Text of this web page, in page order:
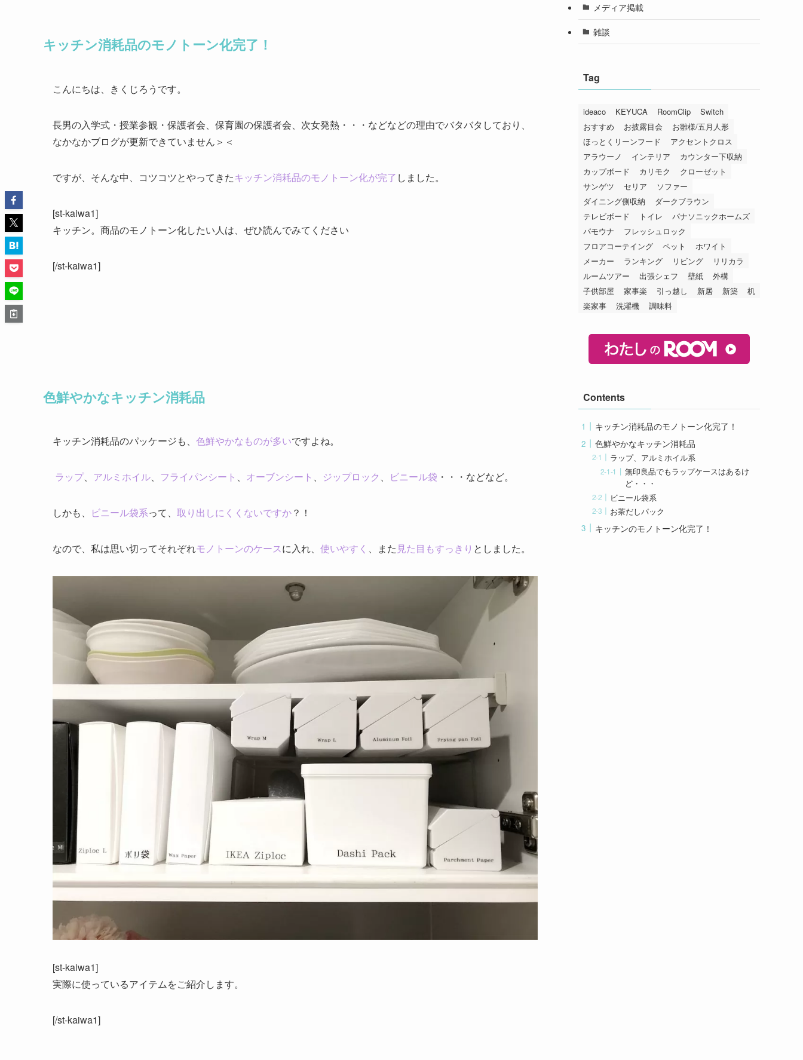
キッチン消耗品のモノトーン化完了！
こんにちは、きくじろうです。
長男の入学式・授業参観・保護者会、保育園の保護者会、次女発熱・・・などなどの理由でバタバタしており、
なかなかブログが更新できていません＞＜
ですが、そんな中、コツコツとやってきたキッチン消耗品のモノトーン化が完了 しました。
[st-kaiwa1]
キッチン。商品のモノトーン化したい人は、ぜひ読んでみてください
[/st-kaiwa1]
色鮮やかなキッチン消耗品
キッチン消耗品のパッケージも、 色鮮やかなものが多いですよね。
ラップ、 アルミホイル、 フライパンシート 、 オーブンシート 、 ジップロック 、 ビニール袋 ・・・などなど。
しかも、 ビニール袋系って、 取り出しにくくないですか？！
なので、私は思い切ってそれぞれモノトーンのケースに入れ、 使いやすく 、また 見た目もすっきり としました。
[st-kaiwa1]
実際に使っているアイテムをご紹介します。
[/st-kaiwa1]
メディア掲載
雑談
Tag
ideaco KEYUCA RoomClip
Switch
おすすめ
お披露目会
お雛様/五月人形
ほっとくリーンフード
アクセントクロス
アラウーノ
インテリア
カウンター下収納
カップボード
カリモク
クローゼット
サンゲツ
セリア
ソファー
ダイニング側収納
ダークブラウン
テレビボード
トイレ
パナソニックホームズ
パモウナ
フレッシュロック
フロアコーテイング
ペット
ホワイト
メーカー
ランキング リビング
リリカラ
ルームツアー
出張シェフ 壁紙
外構
子供部屋
家事楽 引っ越し 新居 新築
机
楽家事
洗濯機 調味料
Contents
キッチン消耗品のモノトーン化完了！
色鮮やかなキッチン消耗品
ラップ、アルミホイル系
無印良品でもラップケースはあるけ
ど・・・
ビニール袋系
お茶だしパック
キッチンのモノトーン化完了！